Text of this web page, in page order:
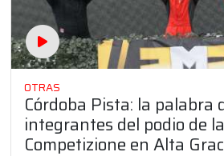
OTRAS
Córdoba Pista: la palabra
integrantes del podio de
Competizione en Alta